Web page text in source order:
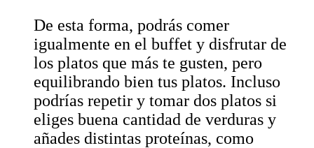
De esta forma, podrás comer
igualmente en el buffet y disfrutar de
los platos que más te gusten, pero
equilibrando bien tus platos. Incluso
podrías repetir y tomar dos platos si
eliges buena cantidad de verduras y
añades distintas proteínas, como